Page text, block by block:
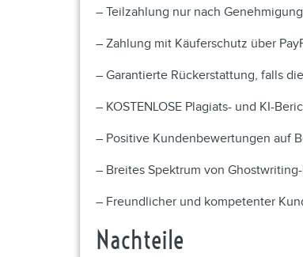
– Teilzahlung nur nach
– Zahlung mit Käuferschutz über
– Garantierte Rückerstattung, falls
– KOSTENLOSE Plagiats- und KI-
– Positive Kundenbewertungen auf
– Breites Spektrum von
– Freundlicher und kompetenter
Nachteile